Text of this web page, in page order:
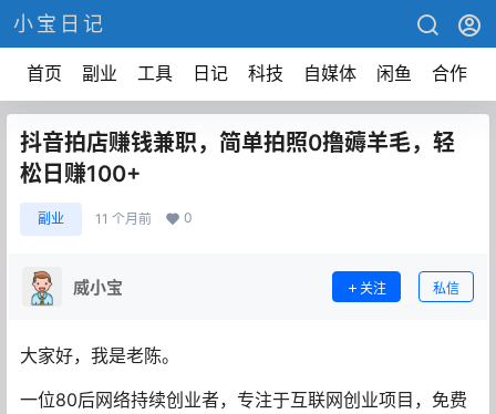
小宝日记
首页 副业 工具 日记 科技 自媒体 闲鱼 合作
抖音拍店赚钱兼职，简单拍照0撸薅羊毛，轻
松日赚100+
副业 11 个月前 0
威小宝 关注 私信
大家好，我是老陈。
一位80后网络持续创业者，专注于互联网创业项目，免费